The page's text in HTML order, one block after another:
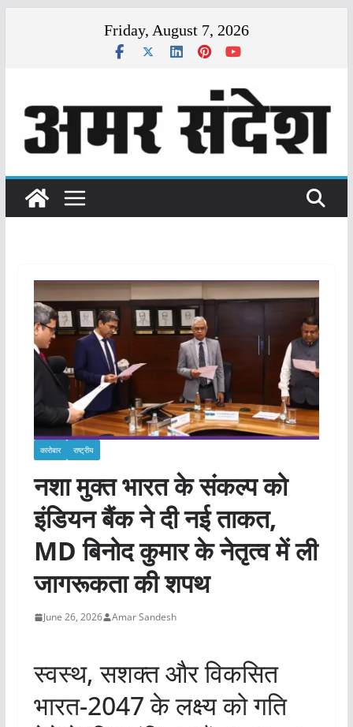
Friday, August 7, 2026
कारोबार राष्ट्रीय
नशा मुक्त भारत के संकल्प को
इंडियन बैंक ने दी नई ताकत,
MD बिनोद कुमार के नेतृत्व में ली
जागरूकता की शपथ
June 26, 2026 Amar Sandesh
स्वस्थ, सशक्त और विकसित
भारत-2047 के लक्ष्य को गति